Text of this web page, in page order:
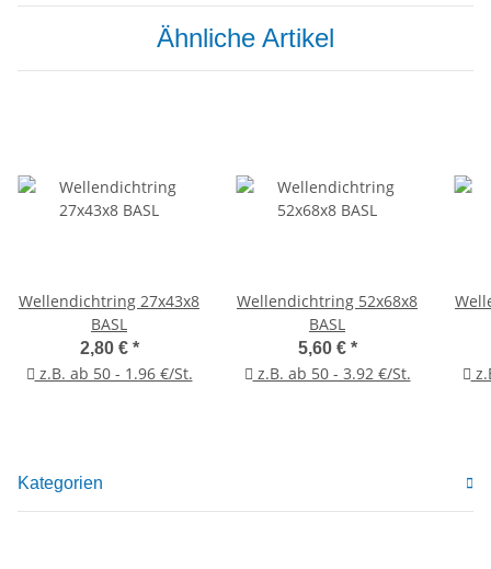
Ähnliche Artikel
Wellendichtring 27x43x8
BASL
2,80 € *
z.B. ab 50 - 1.96 €/St.
Wellendichtring 52x68x8
BASL
5,60 € *
z.B. ab 50 - 3.92 €/St.
Kategorien